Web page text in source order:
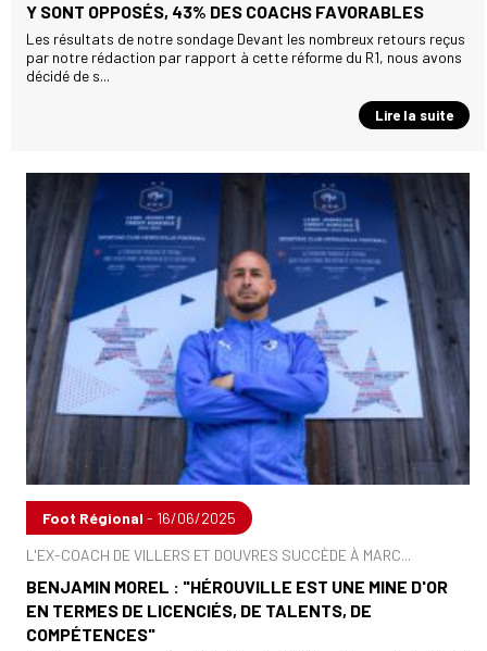
Y SONT OPPOSÉS, 43% DES COACHS FAVORABLES
Les résultats de notre sondage Devant les nombreux retours reçus
par notre rédaction par rapport à cette réforme du R1, nous avons
décidé de s...
Lire la suite
Foot Régional - 16/06/2025
L'EX-COACH DE VILLERS ET DOUVRES SUCCÈDE À MARC...
BENJAMIN MOREL : "HÉROUVILLE EST UNE MINE D'OR
EN TERMES DE LICENCIÉS, DE TALENTS, DE
COMPÉTENCES"